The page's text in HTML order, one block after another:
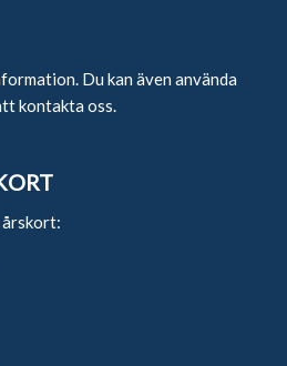
Du kan även använda
kontakta oss.